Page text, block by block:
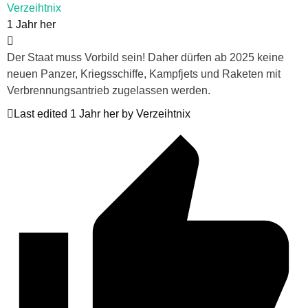
Verzeihtnix
1 Jahr her
Der Staat muss Vorbild sein! Daher dürfen ab 2025 keine
neuen Panzer, Kriegsschiffe, Kampfjets und Raketen mit
Verbrennungsantrieb zugelassen werden.
Last edited 1 Jahr her by Verzeihtnix